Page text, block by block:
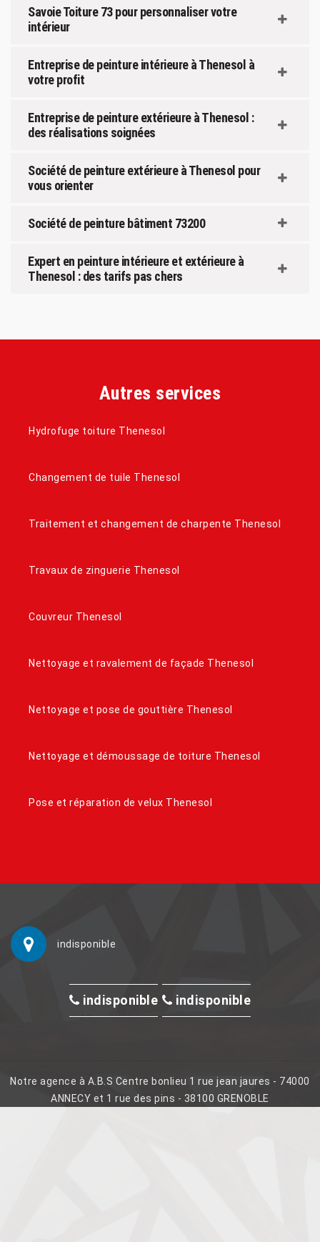
Savoie Toiture 73 pour personnaliser votre
intérieur
Entreprise de peinture intérieure à Thenesol à
votre profit
Entreprise de peinture extérieure à Thenesol :
des réalisations soignées
Société de peinture extérieure à Thenesol pour
vous orienter
Société de peinture bâtiment 73200
Expert en peinture intérieure et extérieure à
Thenesol : des tarifs pas chers
Autres services
Hydrofuge toiture Thenesol
Changement de tuile Thenesol
Traitement et changement de charpente Thenesol
Travaux de zinguerie Thenesol
Couvreur Thenesol
Nettoyage et ravalement de façade Thenesol
Nettoyage et pose de gouttière Thenesol
Nettoyage et démoussage de toiture Thenesol
Pose et réparation de velux Thenesol
indisponible
indisponible indisponible
Notre agence à A.B.S Centre bonlieu 1 rue jean jaures - 74000
ANNECY et 1 rue des pins - 38100 GRENOBLE